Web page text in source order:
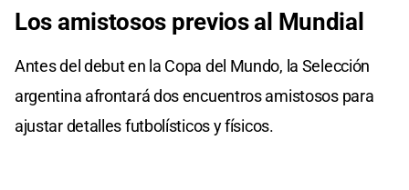
Los amistosos previosal Mundial
Antes del debut en la Copa del Mundo, la Selección
argentina afrontará dos encuentros amistosos para
ajustar detalles futbolísticos y físicos.